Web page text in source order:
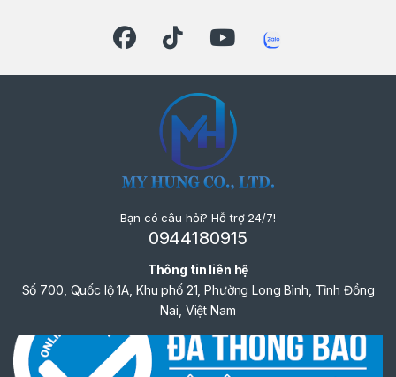
Bạn có câu hỏi? Hỗ trợ 24/7!
0944180915
Thông tin liên hệ
Số 700, Quốc lộ 1A, Khu phố 21, Phường Long Bình, Tỉnh Đồng
Nai, Việt Nam